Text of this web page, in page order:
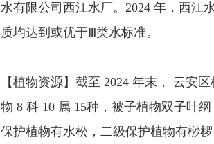
水有限公司西江水厂。2024 年，西江
质均达到或优于Ⅲ类水标准。
【植物资源】截至 2024 年末， 云安
物 8 科 10 属 15种，被子植物双子叶
保护植物有水松，二级保护植物有桫椤